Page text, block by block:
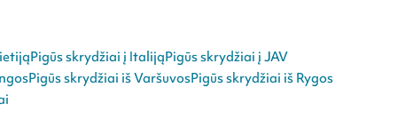
Pigūs skrydžiai į ItalijąPigūs skrydžiai į JAV
Pigūs skrydžiai iš VaršuvosPigūs skrydžiai iš Rygos